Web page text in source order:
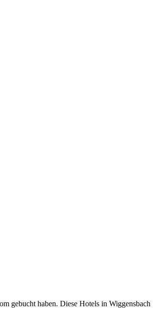
gebucht haben. Diese Hotels in Wiggensbach